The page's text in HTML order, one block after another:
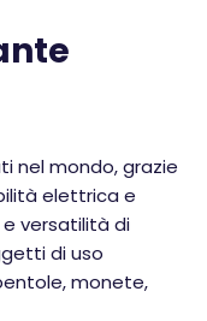
nel mondo, grazie
elettrica e
versatilità di
di uso
monete,